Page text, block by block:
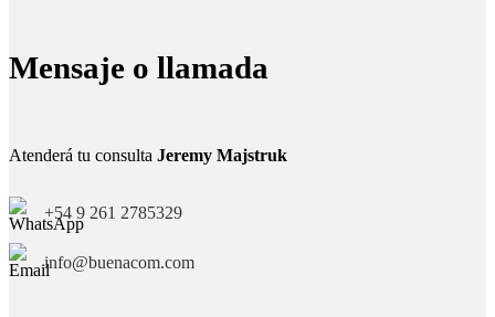
Mensaje o llamada
Atenderá tu consulta Jeremy Majstruk
+54 9 261 2785329
info@buenacom.com